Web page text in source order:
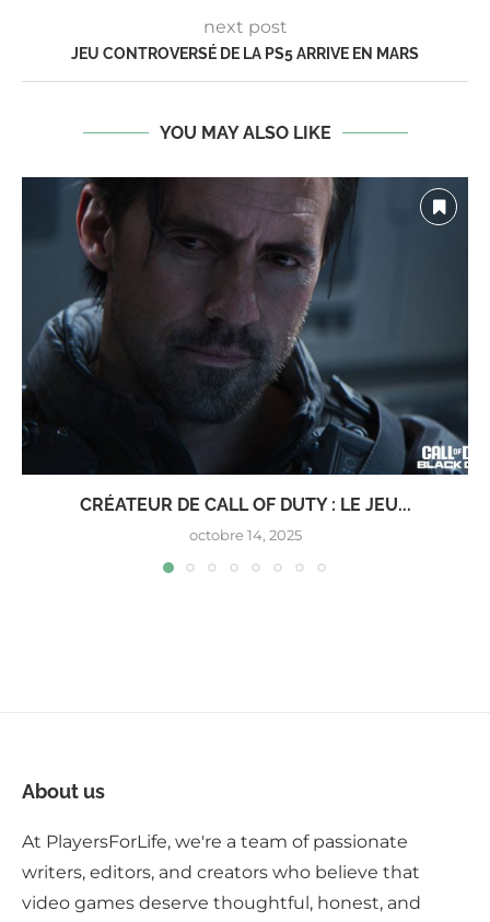
next post
JEU CONTROVERSÉ DE LA PS5 ARRIVE EN MARS
YOU MAY ALSO LIKE
CRÉATEUR DE CALL OF DUTY : LE JEU...
octobre 14, 2025
About us
At PlayersForLife, we're a team of passionate
writers, editors, and creators who believe that
video games deserve thoughtful, honest, and